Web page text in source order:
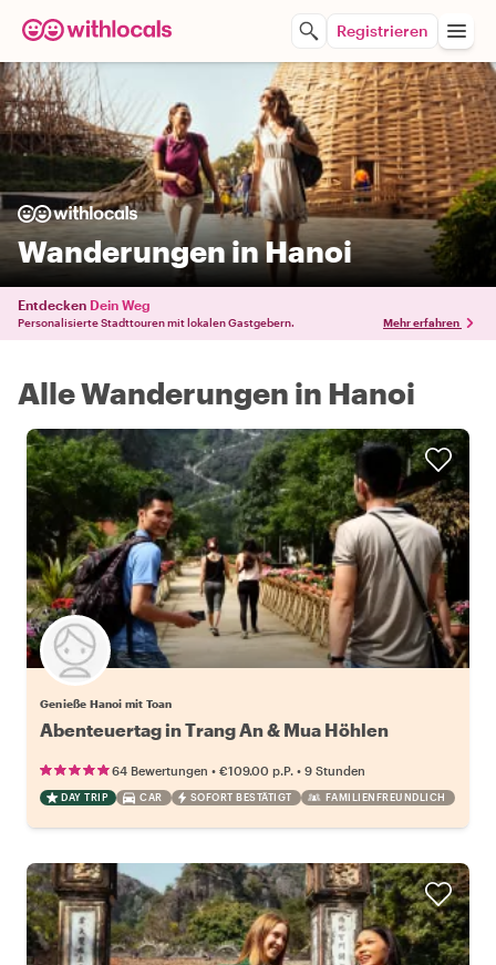
Registrieren
Wanderungen in Hanoi
Entdecken Dein Weg
Personalisierte Stadttouren mit lokalen Gastgebern. Mehr erfahren
Alle Wanderungen in Hanoi
Genieße Hanoi mit Toan
Abenteuertag in Trang An & Mua Höhlen
64 Bewertungen • €109.00 p.P. • 9 Stunden
DAY TRIP CAR SOFORT BESTÄTIGT FAMILIENFREUNDLICH